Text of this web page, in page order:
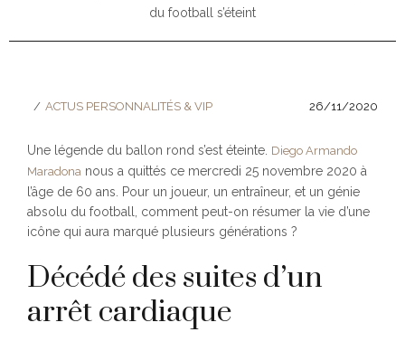
du football s’éteint
ACTUS PERSONNALITÉS & VIP 26/11/2020
Une légende du ballon rond s’est éteinte. Diego Armando
Maradona nous a quittés ce mercredi 25 novembre 2020 à
l’âge de 60 ans. Pour un joueur, un entraîneur, et un génie
absolu du football, comment peut-on résumer la vie d’une
icône qui aura marqué plusieurs générations ?
Décédé des suites d’un
arrêt cardiaque